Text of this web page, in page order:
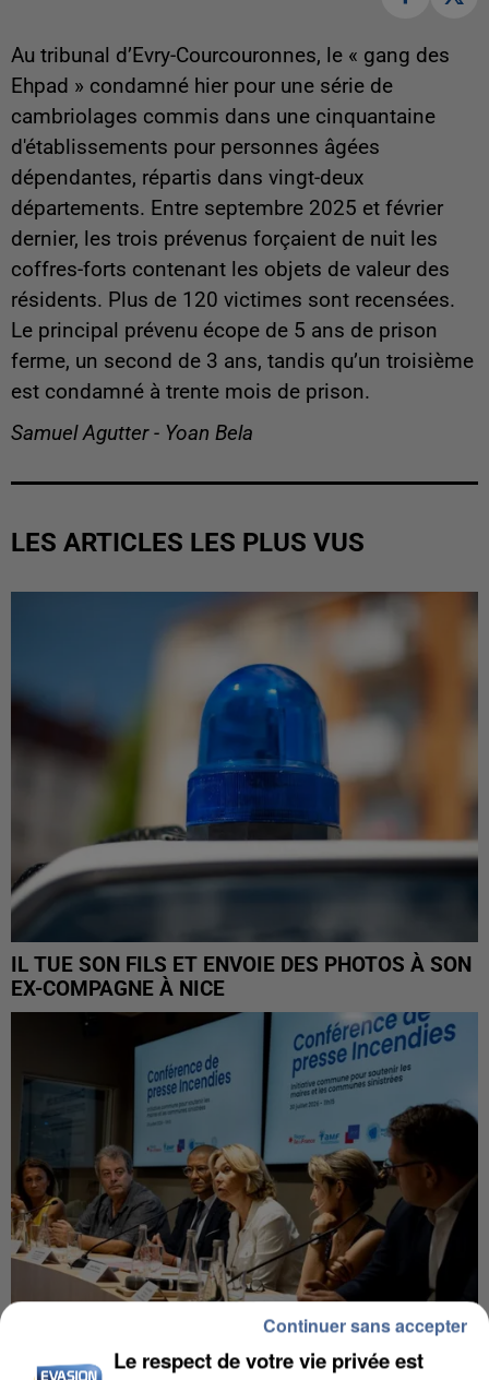
Au tribunal d’Evry-Courcouronnes, le « gang des
Ehpad » condamné hier pour une série de
cambriolages commis dans une cinquantaine
d'établissements pour personnes âgées
dépendantes, répartis dans vingt-deux
départements. Entre septembre 2025 et février
dernier, les trois prévenus forçaient de nuit les
coffres-forts contenant les objets de valeur des
résidents. Plus de 120 victimes sont recensées.
Le principal prévenu écope de 5 ans de prison
ferme, un second de 3 ans, tandis qu’un troisième
est condamné à trente mois de prison.
Samuel Agutter - Yoan Bela
LES ARTICLES LES PLUS VUS
IL TUE SON FILS ET ENVOIE DES PHOTOS À SON
EX-COMPAGNE À NICE
Le respect de votre vie privée est
Continuer sans accepter